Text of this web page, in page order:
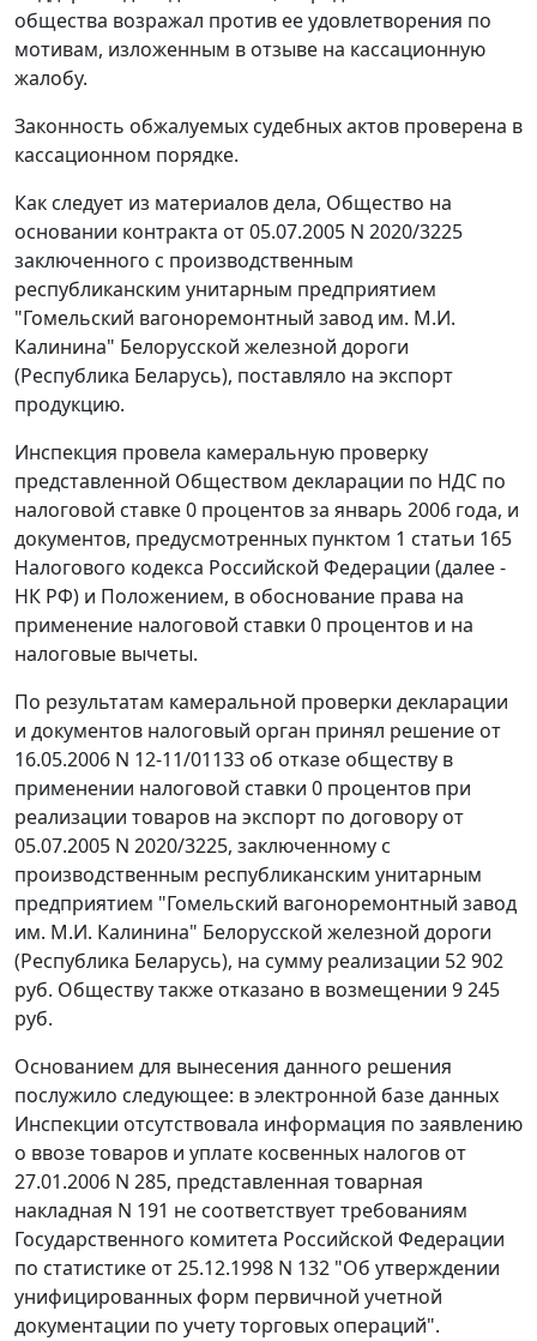
общества возражал против ее удовлетворения по
мотивам, изложенным в отзыве на кассационную
жалобу.
Законность обжалуемых судебных актов проверена в
кассационном порядке.
Как следует из материалов дела, Общество на
основании контракта от 05.07.2005 N 2020/3225
заключенного с производственным
республиканским унитарным предприятием
"Гомельский вагоноремонтный завод им. М.И.
Калинина" Белорусской железной дороги
(Республика Беларусь), поставляло на экспорт
продукцию.
Инспекция провела камеральную проверку
представленной Обществом декларации по НДС по
налоговой ставке 0 процентов за январь 2006 года, и
документов, предусмотренных пунктом 1 статьи 165
Налогового кодекса Российской Федерации (далее -
НК РФ) и Положением, в обоснование права на
применение налоговой ставки 0 процентов и на
налоговые вычеты.
По результатам камеральной проверки декларации
и документов налоговый орган принял решение от
16.05.2006 N 12-11/01133 об отказе обществу в
применении налоговой ставки 0 процентов при
реализации товаров на экспорт по договору от
05.07.2005 N 2020/3225, заключенному с
производственным республиканским унитарным
предприятием "Гомельский вагоноремонтный завод
им. М.И. Калинина" Белорусской железной дороги
(Республика Беларусь), на сумму реализации 52 902
руб. Обществу также отказано в возмещении 9 245
руб.
Основанием для вынесения данного решения
послужило следующее: в электронной базе данных
Инспекции отсутствовала информация по заявлению
о ввозе товаров и уплате косвенных налогов от
27.01.2006 N 285, представленная товарная
накладная N 191 не соответствует требованиям
Государственного комитета Российской Федерации
по статистике от 25.12.1998 N 132 "Об утверждении
унифицированных форм первичной учетной
документации по учету торговых операций".